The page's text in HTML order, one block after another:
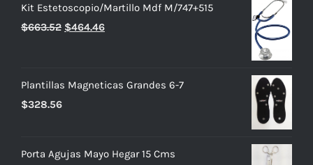
Kit Estetoscopio/Martillo Mdf M/747+515
$663.52 El
era:
$464.46El
es:
Plantillas Magneticas Grandes 6-7
$328.56
Porta Agujas Mayo Hegar 15 Cms